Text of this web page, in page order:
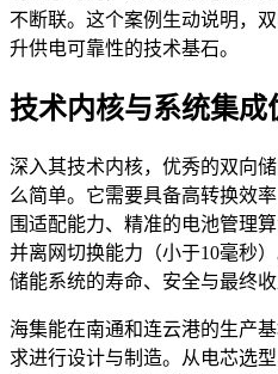
不断联。这个案例生动说明，
升供电可靠性的技术基石。
技术内核与系统集成
深入其技术内核，优秀的双向
么简单。它需要具备高转换效
围适配能力、精准的电池管理
并离网切换能力（小于10毫秒
储能系统的寿命、安全与最终收
海集能在南通和连云港的生产
求进行设计与制造。从电芯选